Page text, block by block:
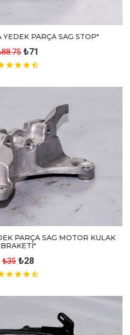
PARÇA SAG STOP"
₺71
PARÇA SAG MOTOR KULAK
BRAKETİ"
₺35 ₺28